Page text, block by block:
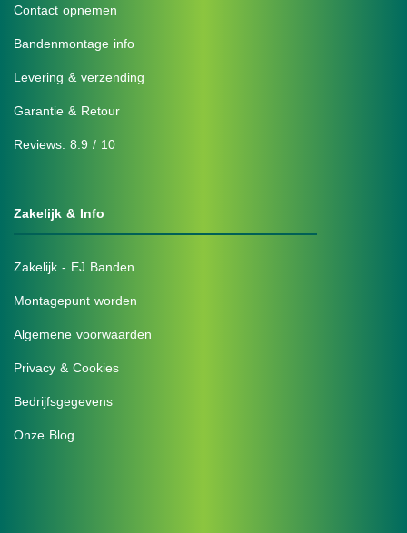
Contact opnemen
Bandenmontage info
Levering & verzending
Garantie & Retour
Reviews: 8.9 / 10
Zakelijk & Info
Zakelijk - EJ Banden
Montagepunt worden
Algemene voorwaarden
Privacy & Cookies
Bedrijfsgegevens
Onze Blog